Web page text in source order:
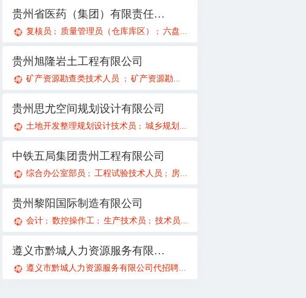
一级建造师（水利水电专业） ； 总监理工程师； 水工设计
工艺技术员[只招应届毕业生] ； 设备技术员[只招应届毕业生]
贵州省医药（集团）有限责任公司
复核员 ； 质量管理员（仓库库区） ； 六盘水销售员
设备工程师； 消防控制室值班员 ； 现场安全监护岗
贵州旭隆岩土工程有限公司
矿产资源勘查类技术人员 ； 矿产资源勘查类总工程师（项目负责人）
； 政策研究员急聘；
贵州思尤空间规划设计有限公司
土地开发整理规划设计技术员 ； 城乡规划技术员
； 副总经理；
中铁五局集团贵州工程有限公司
综合办公室部员 ； 工程试验技术人员 ； 房建项目工程部长
； 总账会计 ； 人力资源专员（周末双休）； 项目经理助理（管培生）
贵州黎阳国际制造有限公司
会计 ； 数控操作工 ； 生产技术员 ； 技术员；
设计； 变电一次设计； 变电二次设计；
遵义市黔城人力资源服务有限公司
遵义市黔城人力资源服务有限公司代招聘公告